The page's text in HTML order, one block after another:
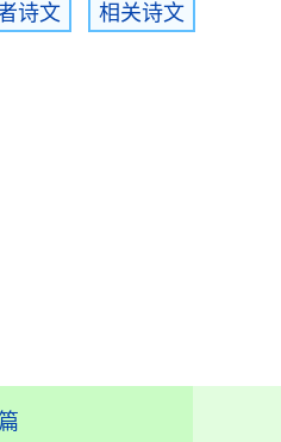
诗文 相关诗文